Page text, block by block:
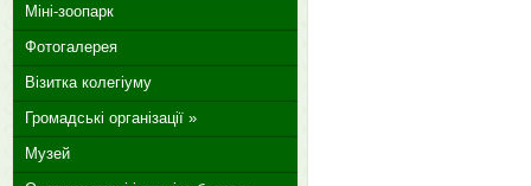
Міні-зоопарк
Фотогалерея
Візитка колегіуму
Громадські організації »
Музей